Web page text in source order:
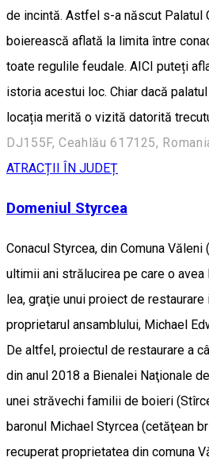
de incintă. Astfel s-a născut Palatul
boierească aflată la limita între
toate regulile feudale. AICI puteți
istoria acestui loc. Chiar dacă
locația merită o vizită datorită
DJ155F, Ceahlău 617125,
ATRACȚII ÎN JUDEȚ
Domeniul Styrcea
Conacul Styrcea, din Comuna
ultimii ani strălucirea pe care o
lea, graţie unui proiect de
proprietarul ansamblului, Michael
De altfel, proiectul de restaurare a
din anul 2018 a Bienalei Naţionale
unei străvechi familii de boieri
baronul Michael Styrcea (cetăţean
recuperat proprietatea din comuna